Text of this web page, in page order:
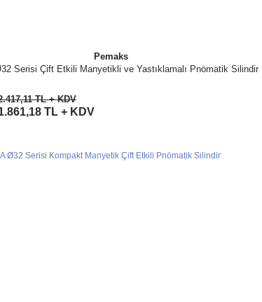
Pemaks
Serisi Çift Etkili Manyetikli ve Yastıklamalı Pnömatik Silindir
TL + KDV
TL + KDV
İncele
Sepete Ekle